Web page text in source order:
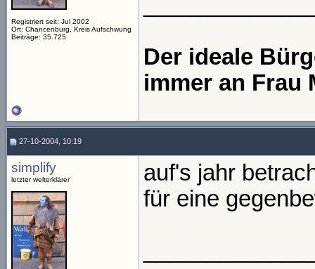
Registriert seit: Jul 2002
Ort: Chancenburg, Kreis Aufschwung
Beiträge: 35.725
Der ideale
immer an Frau
27-10-2004, 10:19
simplify
letzter welterklärer
auf's jahr
für eine